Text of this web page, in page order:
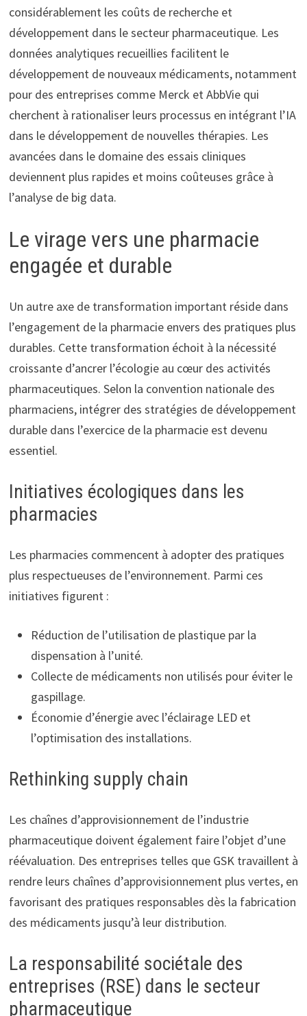
considérablement les coûts de recherche et
développement dans le secteur pharmaceutique. Les
données analytiques recueillies facilitent le
développement de nouveaux médicaments, notamment
pour des entreprises comme Merck et AbbVie qui
cherchent à rationaliser leurs processus en intégrant l’IA
dans le développement de nouvelles thérapies. Les
avancées dans le domaine des essais cliniques
deviennent plus rapides et moins coûteuses grâce à
l’analyse de big data.
Le virage vers une pharmacie
engagée et durable
Un autre axe de transformation important réside dans
l’engagement de la pharmacie envers des pratiques plus
durables. Cette transformation échoit à la nécessité
croissante d’ancrer l’écologie au cœur des activités
pharmaceutiques. Selon la convention nationale des
pharmaciens, intégrer des stratégies de développement
durable dans l’exercice de la pharmacie est devenu
essentiel.
Initiatives écologiques dans les
pharmacies
Les pharmacies commencent à adopter des pratiques
plus respectueuses de l’environnement. Parmi ces
initiatives figurent :
Réduction de l’utilisation de plastique par la
dispensation à l’unité.
Collecte de médicaments non utilisés pour éviter le
gaspillage.
Économie d’énergie avec l’éclairage LED et
l’optimisation des installations.
Rethinking supply chain
Les chaînes d’approvisionnement de l’industrie
pharmaceutique doivent également faire l’objet d’une
réévaluation. Des entreprises telles que GSK travaillent à
rendre leurs chaînes d’approvisionnement plus vertes, en
favorisant des pratiques responsables dès la fabrication
des médicaments jusqu’à leur distribution.
La responsabilité sociétale des
entreprises (RSE) dans le secteur
pharmaceutique